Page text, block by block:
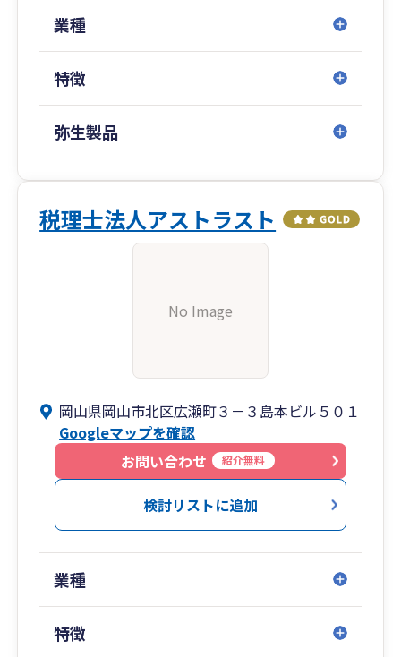
業種
特徴
弥生製品
税理士法人アストラスト
No Image
岡山県岡山市北区広瀬町３－３島本ビル５０１
Googleマップを確認
お問い合わせ
紹介無料
検討リストに追加
業種
特徴